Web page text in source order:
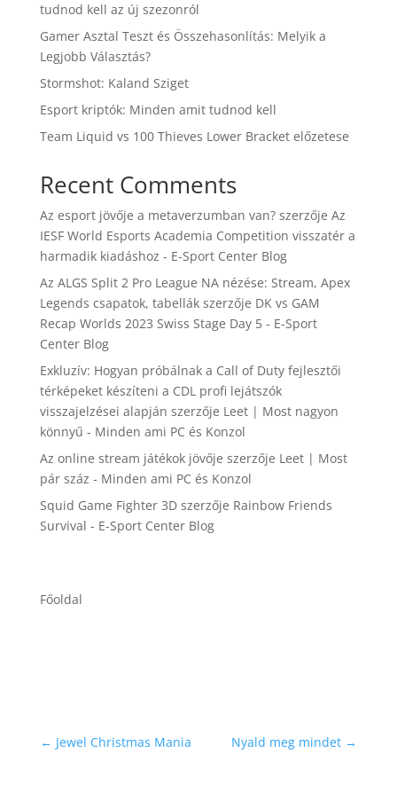
tudnod kell az új szezonról
Gamer Asztal Teszt és Összehasonlítás: Melyik a
Legjobb Választás?
Stormshot: Kaland Sziget
Esport kriptók: Minden amit tudnod kell
Team Liquid vs 100 Thieves Lower Bracket előzetese
Recent Comments
Az esport jövője a metaverzumban van?szerzője Az
IESF World Esports Academia Competition visszatér a
harmadik kiadáshoz - E-Sport Center Blog
Az ALGS Split 2 Pro League NA nézése: Stream, Apex
Legends csapatok, tabellákszerzője DK vs GAM
Recap Worlds 2023 Swiss Stage Day 5 - E-Sport
Center Blog
Exkluzív: Hogyan próbálnak a Call of Duty fejlesztői
térképeket készíteni a CDL profi lejátszók
visszajelzései alapján szerzője Leet | Most nagyon
könnyű - Minden ami PC és Konzol
Az online stream játékok jövője szerzője Leet | Most
pár száz - Minden ami PC és Konzol
Squid Game Fighter 3Dszerzője Rainbow Friends
Survival - E-Sport Center Blog
Főoldal
← Jewel Christmas Mania Nyald meg mindet →